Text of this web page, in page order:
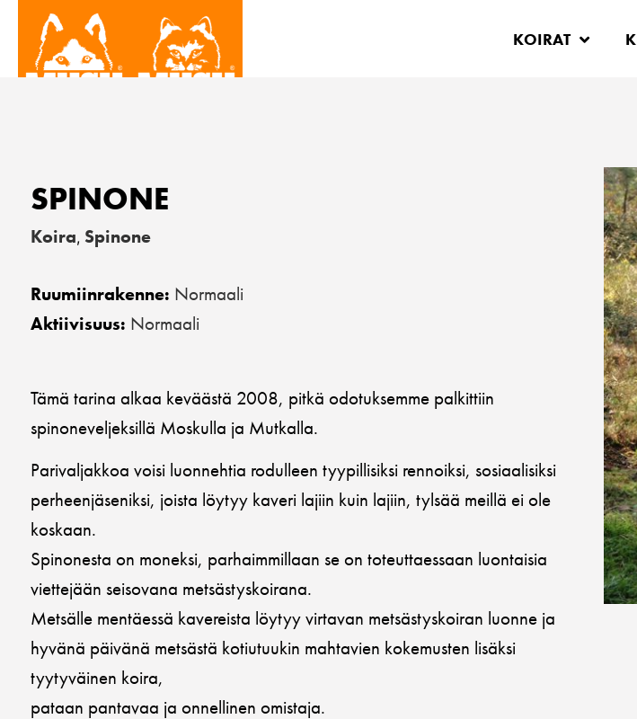
KOIRAT
SPINONE
Koira, Spinone
Ruumiinrakenne: Normaali
Aktiivisuus: Normaali
Tämä tarina alkaa keväästä 2008, pitkä odotuksemme palkittiin
spinoneveljeksillä Moskulla ja Mutkalla.
Parivaljakkoa voisi luonnehtia rodulleen tyypillisiksi rennoiksi, sosiaalisiksi
perheenjäseniksi, joista löytyy kaveri lajiin kuin lajiin, tylsää meillä ei ole
koskaan.
Spinonesta on moneksi, parhaimmillaan se on toteuttaessaan luontaisia
viettejään seisovana metsästyskoirana.
Metsälle mentäessä kavereista löytyy virtavan metsästyskoiran luonne ja
hyvänä päivänä metsästä kotiutuukin mahtavien kokemusten lisäksi
tyytyväinen koira,
pataan pantavaa ja onnellinen omistaja.